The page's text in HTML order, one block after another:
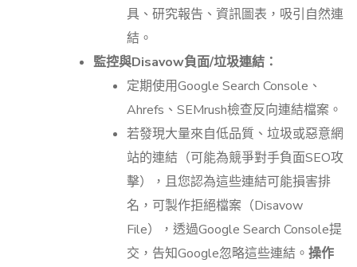
具、研究報告、資訊圖表，吸引自然連
結。
監控與Disavow負面/垃圾連結：
定期使用Google Search Console、
Ahrefs、SEMrush檢查反向連結檔案。
若發現大量來自低品質、垃圾或惡意網
站的連結（可能為競爭對手負面SEO攻
擊），且您認為這些連結可能損害排
名，可製作拒絕檔案（Disavow
File），透過Google Search Console提
交，告知Google忽略這些連結。 操作